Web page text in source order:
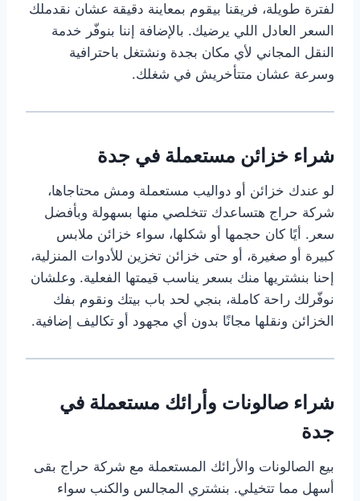
لفترة طويلة، فريقنا بيقوم بمعاينة دقيقة عشان نقدملك
السعر العادل اللي يرضيك. بالإضافة إننا بنوفّر خدمة
النقل المجاني لأي مكان بجدة ونشتغل باحترافية
وسرعة عشان متتأخريش في شغلك.
شراء خزائن مستعملة في جدة
لو عندك خزائن أو دواليب مستعملة ومش محتاجاها،
شركة حراج هتساعدك تتخلصي منها بسهولة وبأفضل
سعر. أيًا كان حجمها أو شكلها، سواء خزائن ملابس
كبيرة أو صغيرة، أو حتى خزائن تخزين للأدوات المنزلية،
إحنا بنشتريها منك بسعر يناسب قيمتها الفعلية. وعلشان
نوفّرلك راحة كاملة، بنجي لحد باب بيتك ونقوم بفك
الخزائن ونقلها مجانًا بدون أي مجهود أو تكاليف إضافية.
شراء صالونات وأرائك مستعملة في
جدة
بيع الصالونات والأرائك المستعملة مع شركة حراج بقى
أسهل مما تتخيلي. بنشتري المجالس والكنب سواء